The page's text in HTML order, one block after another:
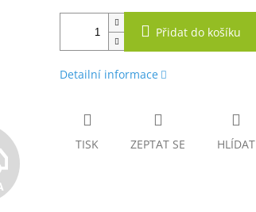
Z
Přidat do košíku
Detailní informace
TISK ZEPTAT SE HLÍDAT